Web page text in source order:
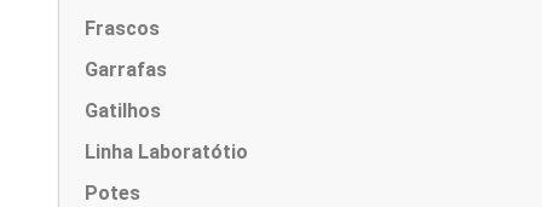
Frascos
Garrafas
Gatilhos
Linha Laboratótio
Potes